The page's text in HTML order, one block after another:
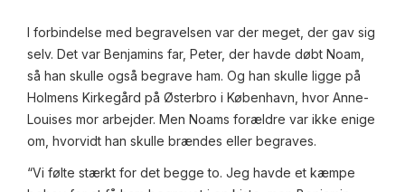
I forbindelse med begravelsen var der meget, der gav sig
selv. Det var Benjamins far, Peter, der havde døbt Noam,
så han skulle også begrave ham. Og han skulle ligge på
Holmens Kirkegård på Østerbro i København, hvor Anne-
Louises mor arbejder. Men Noams forældre var ikke enige
om, hvorvidt han skulle brændes eller begraves.
“Vi følte stærkt for det begge to. Jeg havde et kæmpe